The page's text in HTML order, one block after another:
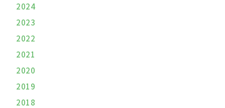
2024
2023
2022
2021
2020
2019
2018